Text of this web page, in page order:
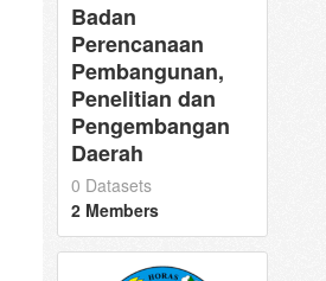
Badan
Perencanaan
Pembangunan,
Penelitian dan
Pengembangan
Daerah
0 Datasets
2 Members